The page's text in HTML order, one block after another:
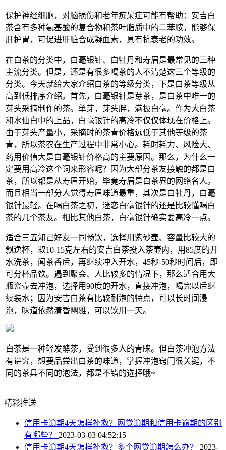
保护神经细胞，对脑损伤和老年痴呆症可能有帮助：安吉白
茶含有多种氨基酸的复合物和茶叶脂质中的二苯胺，能够保
肝护胃，可促进肝脏合成凝血素，具有抗衰老的功效。
在白茶的分类中，白毫银针、白牡丹和寿眉是最常见的三种
主流分类。但是，还是有很多喝茶的人不清楚这三个等级的
分类。今天就给大家介绍白茶的等级分类，下是白茶等级从
高到低排序介绍。首先，白毫银针是芽茶，是白茶中唯一的
芽头采摘制作的茶。单芽，芽头胖，满披白毫。作为大白茶
和水仙白中的上品，白毫银针的高冷不仅仅体现在价格上。
由于芽头产量小，采摘时的茶青价格远低于其他等级的茶
青，所以茶农在生产过程中非常小心。耗时耗力、风险大、
药用价值大是白毫银针价格高的主要原因。那么，为什么一
定要用高冷这个词来形容呢？因为大部分茶友接触的都是白
茶，所以都是从寿眉开始。毕竟寿眉是白茶界的网络名人。
而且相当一部分人觉得寿眉味道最重，其次是白牡丹，白毫
银针最轻。在喝白茶之初，迷恋白毫银针的还是比较懂喝白
茶的几个茶友。相比其他白茶，白毫银针确实要高冷一点。
适合三五知己好友一同畅饮，选择用紫砂壶、容量比较大的
飘逸杯，取10-15克左右的安吉白茶投入茶壶内，用85度的开
水洗茶，闻茶香后，再继续冲入开水，45秒-50秒时间后，即
可分杯品饮。遇到聚会、人比较多的情况下，那么适合用大
瓶瓷壶去冲泡，选择用90度的开水，直接冲泡，喝完以后继
续装水；因为安吉白茶有比较耐泡的特点，可以长时间浸
泡，味道依然清香幽雅，可以饮用一天。
白茶是一种轻发酵茶，受到很多人的青睐。但白茶冲泡方法
有讲究，想要品尝出白茶的味道，掌握冲泡窍门很关键，不
同的茶具不同的泡法，都是不错的选择哦~
精彩推送
信用卡逾期4天怎样补救？网贷逾期和信用卡逾期的区别
有哪些？ 2023-03-03 04:52:15
信用卡逾期4天怎样补救？多个网贷逾期怎么办？ 2023-